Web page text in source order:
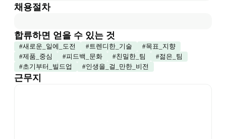
채용절차
합류하면 얻을 수 있는 것
#새로운_일에_도전 #트렌디한_기술 #목표_지향
#제품_중심 #피드백_문화 #친밀한_팀 #젊은_팀
#초기부터_빌드업 #인생을_걸_만한_비전
근무지